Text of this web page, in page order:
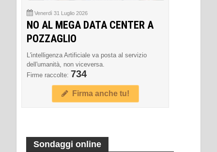
Venerdì 31 Luglio 2026
NO AL MEGA DATA CENTER A
POZZAGLIO
L'intelligenza Artificiale va posta al servizio
dell'umanità, non viceversa.
Firme raccolte: 734
Firma anche tu!
Sondaggi online